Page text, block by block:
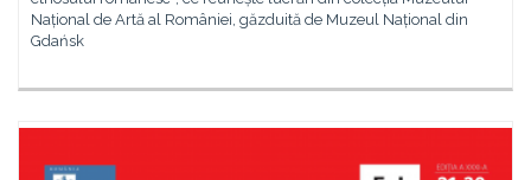
Național de Artă al României, găzduită de Muzeul Național din
Gdańsk